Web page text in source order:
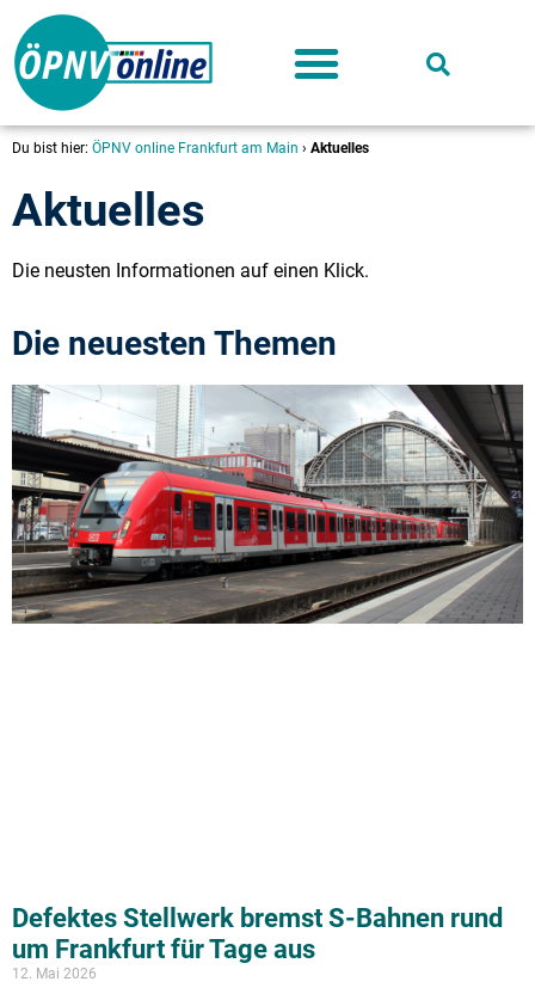
Du bist hier: ÖPNV online Frankfurt am Main › Aktuelles
Aktuelles
Die neusten Informationen auf einen Klick.
Die neuesten Themen
Defektes Stellwerk bremst S-Bahnen rund
um Frankfurt für Tage aus
12. Mai 2026